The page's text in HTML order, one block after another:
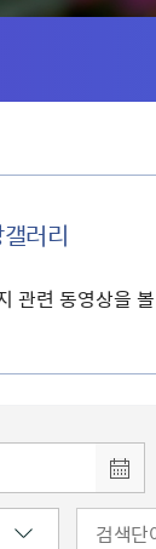
러리
관련 동영상을